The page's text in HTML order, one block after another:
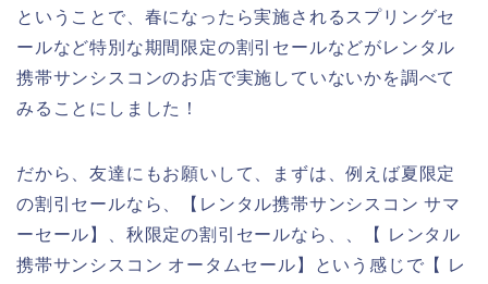
ということで、春になったら実施されるスプリングセ
ールなど特別な期間限定の割引セールなどがレンタル
携帯サンシスコンのお店で実施していないかを調べて
みることにしました！
だから、友達にもお願いして、まずは、例えば夏限定
の割引セールなら、【レンタル携帯サンシスコン サマ
ーセール】、秋限定の割引セールなら、、【 レンタル
携帯サンシスコン オータムセール】という感じで【 レ